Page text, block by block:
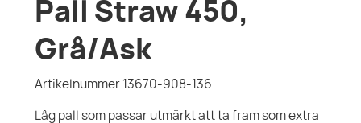
Pall Straw 450,
Grå/Ask
Artikelnummer 13670-908-136
Låg pall som passar utmärkt att ta fram som extra